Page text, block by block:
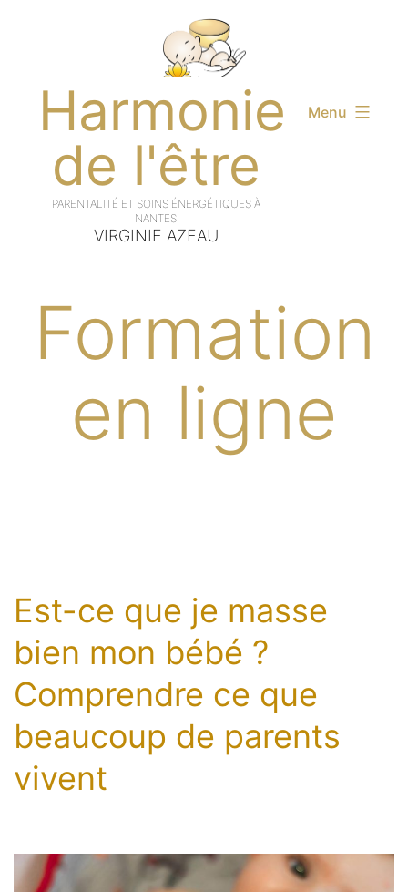
Harmonie
de l'être
VIRGINIE AZEAU
Menu
Formation
en ligne
Est-ce que je masse
bien mon bébé ?
Comprendre ce que
beaucoup de parents
vivent